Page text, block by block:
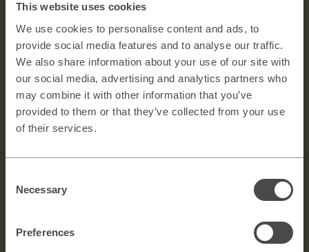
This website uses cookies
We use cookies to personalise content and ads, to
provide social media features and to analyse our traffic.
We also share information about your use of our site with
our social media, advertising and analytics partners who
may combine it with other information that you’ve
provided to them or that they’ve collected from your use
of their services.
Selection
Necessary
Preferences
Get in touch!
Explore →